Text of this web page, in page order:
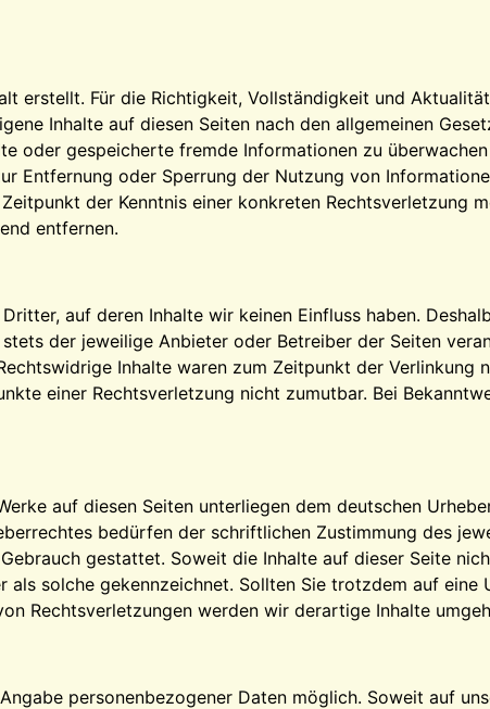
erstellt. Für die Richtigkeit, Vollständigkeit und
Inhalte auf diesen Seiten nach den allgemeinen
oder gespeicherte fremde Informationen zu
Entfernung oder Sperrung der Nutzung von
der Kenntnis einer konkreten Rechtsverletzung
entfernen.
auf deren Inhalte wir keinen Einfluss haben.
der jeweilige Anbieter oder Betreiber der Seiten
Inhalte waren zum Zeitpunkt der Verlinkung
einer Rechtsverletzung nicht zumutbar. Bei
auf diesen Seiten unterliegen dem deutschen
bedürfen der schriftlichen Zustimmung des
gestattet. Soweit die Inhalte auf dieser Seite
solche gekennzeichnet. Sollten Sie trotzdem auf
Rechtsverletzungen werden wir derartige Inhalte
personenbezogener Daten möglich. Soweit auf